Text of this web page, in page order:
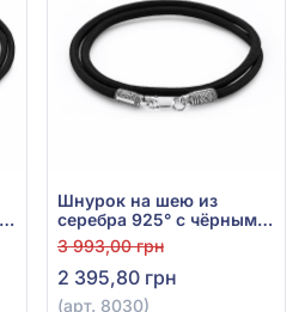
Шнурок на шею из
серебра 925° с чёрным
шёлком, арт. 8030
3 993,00 грн
2 395,80 грн
(арт. 8030)